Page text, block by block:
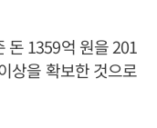
돈 1359억 원을 201
상을 확보한 것으로